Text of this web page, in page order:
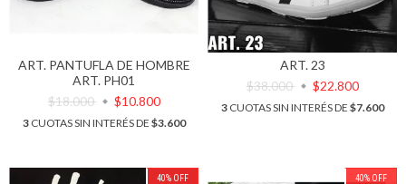
ART. PANTUFLA DE HOMBRE
ART. PH01
$18.000
$10.800
3CUOTAS SIN INTERÉS DE $3.600
ART. 23
$38.000
$22.800
3CUOTAS SIN INTERÉS DE $7.600
40% OFF 40% OFF